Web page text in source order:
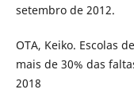
setembro de 2012.
OTA, Keiko. Escolas
mais de 30% das
2018